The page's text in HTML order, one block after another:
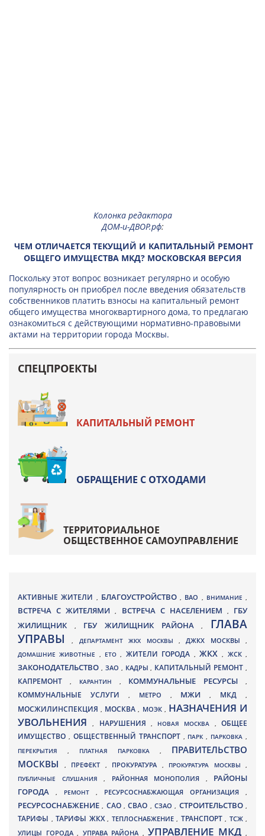
Колонка редактора
ДОМ-и-ДВОР.рф:
ЧЕМ ОТЛИЧАЕТСЯ ТЕКУЩИЙ И КАПИТАЛЬНЫЙ РЕМОНТ
ОБЩЕГО ИМУЩЕСТВА МКД? МОСКОВСКАЯ ВЕРСИЯ
Поскольку этот вопрос возникает регулярно и особую
популярность он приобрел после введения обязательств
собственников платить взносы на капитальный ремонт
общего имущества многоквартирного дома, то предлагаю
ознакомиться с действующими нормативно-правовыми
актами на территории города Москвы.
СПЕЦПРОЕКТЫ
КАПИТАЛЬНЫЙ РЕМОНТ
ОБРАЩЕНИЕ С ОТХОДАМИ
ТЕРРИТОРИАЛЬНОЕ
ОБЩЕСТВЕННОЕ САМОУПРАВЛЕНИЕ
АКТИВНЫЕ ЖИТЕЛИ , БЛАГОУСТРОЙСТВО , ВАО , ВНИМАНИЕ ,
ВСТРЕЧА С ЖИТЕЛЯМИ, ВСТРЕЧА С НАСЕЛЕНИЕМ , ГБУ
ЖИЛИЩНИК
, ГБУ ЖИЛИЩНИК РАЙОНА, ГЛАВА
УПРАВЫ, ДЕПАРТАМЕНТ ЖКХ МОСКВЫ ,ДЖКХ МОСКВЫ ,
ДОМАШНИЕ ЖИВОТНЫЕ , ЕТО, ЖИТЕЛИ ГОРОДА , ЖКХ, ЖСК,
ЗАКОНОДАТЕЛЬСТВО , ЗАО , КАДРЫ, КАПИТАЛЬНЫЙ РЕМОНТ ,
КАПРЕМОНТ , КАРАНТИН , КОММУНАЛЬНЫЕ РЕСУРСЫ,
КОММУНАЛЬНЫЕ УСЛУГИ , МЕТРО , МЖИ, МКД ,
МОСЖИЛИНСПЕКЦИЯ, МОСКВА , МОЭК , НАЗНАЧЕНИЯ И
УВОЛЬНЕНИЯ, НАРУШЕНИЯ , НОВАЯ МОСКВА ,ОБЩЕЕ
ИМУЩЕСТВО , ОБЩЕСТВЕННЫЙ ТРАНСПОРТ , ПАРК, ПАРКОВКА ,
ПЕРЕКРЫТИЯ , ПЛАТНАЯ ПАРКОВКА , ПРАВИТЕЛЬСТВО
МОСКВЫ
, ПРЕФЕКТ , ПРОКУРАТУРА , ПРОКУРАТУРА МОСКВЫ ,
ПУБЛИЧНЫЕ СЛУШАНИЯ , РАЙОННАЯ МОНОПОЛИЯ , РАЙОНЫ
ГОРОДА
, РЕМОНТ , РЕСУРСОСНАБЖАЮЩАЯ ОРГАНИЗАЦИЯ ,
РЕСУРСОСНАБЖЕНИЕ, САО,СВАО ,СЗАО, СТРОИТЕЛЬСТВО,
ТАРИФЫ , ТАРИФЫ ЖКХ , ТЕПЛОСНАБЖЕНИЕ , ТРАНСПОРТ , ТСЖ ,
УЛИЦЫ ГОРОДА , УПРАВА РАЙОНА , УПРАВЛЕНИЕ МКД ,